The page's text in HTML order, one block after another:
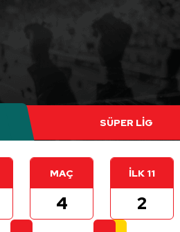
MAÇ
4
İLK 11
2